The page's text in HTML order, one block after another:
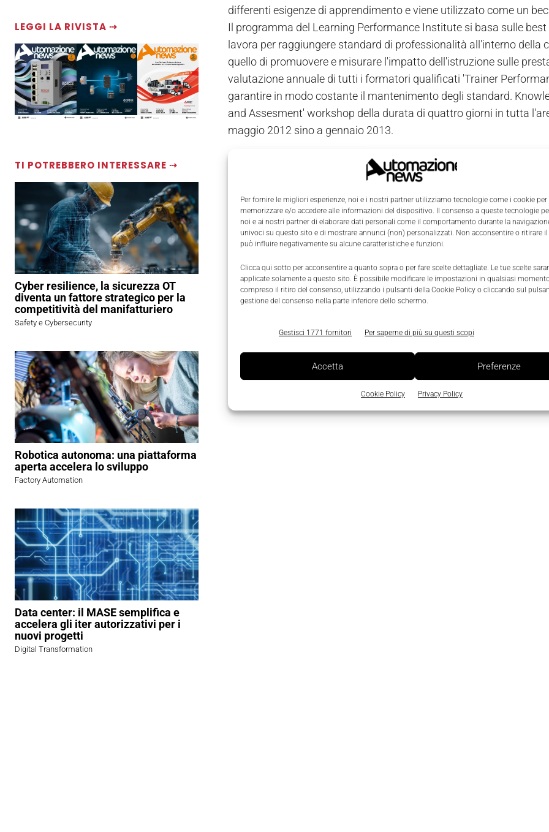
Per fornire le migliori esperienze, noi e i nostri partner utilizziamo tecnologie come i cookie per
memorizzare e/o accedere alle informazioni del dispositivo. Il consenso a queste tecnologie
noi e ai nostri partner di elaborare dati personali come il comportamento durante la
univoci su questo sito e di mostrare annunci (non) personalizzati. Non acconsentire o ritirare
può influire negativamente su alcune caratteristiche e funzioni.
Clicca qui sotto per acconsentire a quanto sopra o per fare scelte dettagliate. Le tue scelte
applicate solamente a questo sito. È possibile modificare le impostazioni in qualsiasi
compreso il ritiro del consenso, utilizzando i pulsanti della Cookie Policy o cliccando sul
gestione del consenso nella parte inferiore dello schermo.
Gestisci 1771 fornitori Per saperne di più su questi scopi
Accetta Preferenze
Cookie Policy Privacy Policy
LEGGI LA RIVISTA ⇢
TI POTREBBERO INTERESSARE ⇢
Cyber resilience, la sicurezza OT
diventa un fattore strategico per la
competitività del manifatturiero
Safety e Cybersecurity
Robotica autonoma: una piattaforma
aperta accelera lo sviluppo
Factory Automation
Data center: il MASE semplifica e
accelera gli iter autorizzativi per i
nuovi progetti
Digital Transformation
differenti esigenze di apprendimento e viene utilizzato come un
Il programma del Learning Performance Institute si basa sulle
lavora per raggiungere standard di professionalità all'interno
quello di promuovere e misurare l'impatto dell'istruzione sulle
valutazione annuale di tutti i formatori qualificati 'Trainer
garantire in modo costante il mantenimento degli standard.
and Assesment' workshop della durata di quattro giorni in tutta
maggio 2012 sino a gennaio 2013.